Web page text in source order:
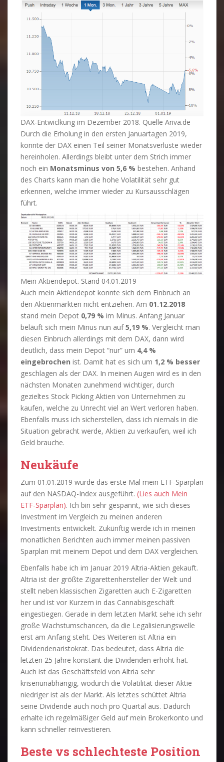
DAX-Entwiclkung im Dezember 2018. Quelle Ariva.de
Durch die Erholung in den ersten Januartagen 2019,
konnte der DAX einen Teil seiner Monatsverluste wieder
hereinholen. Allerdings bleibt unter dem Strich immer
noch ein Monatsminus von 5,6 % bestehen. Anhand
des Charts kann man die hohe Volatilität sehr gut
erkennen, welche immer wieder zu Kursausschlägen
führt.
Mein Aktiendepot. Stand 04.01.2019
Auch mein Aktiendepot konnte sich dem Einbruch an
den Aktienmärkten nicht entziehen. Am 01.12.2018
stand mein Depot 0,79 % im Minus. Anfang Januar
beläuft sich mein Minus nun auf5,19 %. Vergleicht man
diesen Einbruch allerdings mit dem DAX, dann wird
deutlich, dass mein Depot “nur” um 4,4 %
eingebrochen ist. Damit hat es sich um 1,2 % besser
geschlagen als der DAX. In meinen Augen wird es in den
nächsten Monaten zunehmend wichtiger, durch
gezieltes Stock Picking Aktien von Unternehmen zu
kaufen, welche zu Unrecht viel an Wert verloren haben.
Ebenfalls muss ich sicherstellen, dass ich niemals in die
Situation gebracht werde, Aktien zu verkaufen, weil ich
Geld brauche.
Neukäufe
Zum 01.01.2019 wurde das erste Mal mein ETF-Sparplan
auf den NASDAQ-Index ausgeführt. (Lies auch Mein
ETF-Sparplan). Ich bin sehr gespannt, wie sich dieses
Investment im Vergleich zu meinen anderen
Investments entwickelt. Zukünftig werde ich in meinen
monatlichen Berichten auch immer meinen passiven
Sparplan mit meinem Depot und dem DAX vergleichen.
Ebenfalls habe ich im Januar 2019 Altria-Aktien gekauft.
Altria ist der größte Zigarettenhersteller der Welt und
stellt neben klassischen Zigaretten auch E-Zigaretten
her und ist vor Kurzem in das Cannabisgeschäft
eingestiegen. Gerade in dem letzten Markt sehe ich sehr
große Wachstumschancen, da die Legalisierungswelle
erst am Anfang steht. Des Weiteren ist Altria ein
Dividendenaristokrat. Das bedeutet, dass Altria die
letzten 25 Jahre konstant die Dividenden erhöht hat.
Auch ist das Geschäftsfeld von Altria sehr
krisenunabhängig, wodurch die Volatilität dieser Aktie
niedriger ist als der Markt. Als letztes schüttet Altria
seine Dividende auch noch pro Quartal aus. Dadurch
erhalte ich regelmäßiger Geld auf mein Brokerkonto und
kann schneller reinvestieren.
Beste vs schlechteste Position